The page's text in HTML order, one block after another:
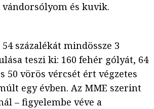
vándorsólyom és kuvik.
százalékát mindössze 3
teszi ki: 160 fehér gólyát, 64
50 vörös vércsét ért végzetes
egy évben. Az MME szerint
– figyelembe véve a